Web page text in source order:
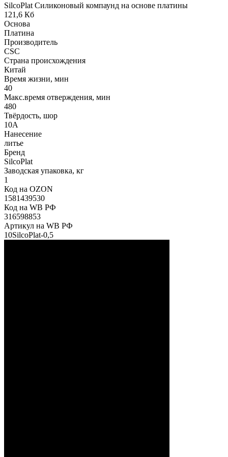
SilcoPlat Силиконовый компаунд на основе платины
121,6 Кб
Основа
Платина
Производитель
CSC
Страна происхождения
Китай
Время жизни, мин
40
Макс.время отверждения, мин
480
Твёрдость, шор
10А
Нанесение
литье
Бренд
SilcoPlat
Заводская упаковка, кг
1
Код на OZON
1581439530
Код на WB РФ
316598853
Артикул на WB РФ
10SilcoPlat-0,5